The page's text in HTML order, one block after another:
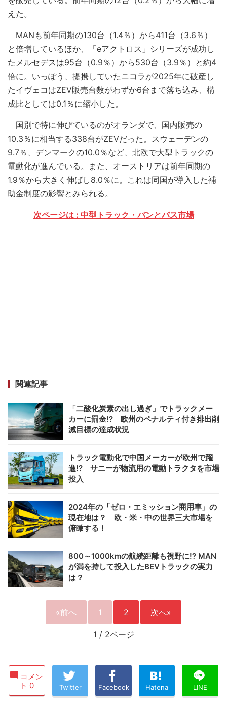
えた。
MANも前年同期の130台（1.4％）から411台（3.6％）
と倍増しているほか、「eアクトロス」シリーズが成功し
たメルセデスは95台（0.9％）から530台（3.9％）と約4
倍に。いっぽう、提携していたニコラが2025年に破産し
たイヴェコはZEV販売台数がわずか6台まで落ち込み、構
成比としては0.1％に縮小した。
国別で特に伸びているのがオランダで、国内販売の
10.3％に相当する338台がZEVだった。スウェーデンの
9.7％、デンマークの10.0％など、北欧で大型トラックの
電動化が進んでいる。また、オーストリアは前年同期の
1.9％から大きく伸ばし8.0％に。これは同国が導入した補
助金制度の影響とみられる。
次ページは : 中型トラック・バンとバス市場
関連記事
「二酸化炭素の出し過ぎ」でトラックメー
カーに罰金!? 欧州のペナルティ付き排出削
減目標の達成状況
トラック電動化で中国メーカーが欧州で躍
進!? サニーが物流用の電動トラクタを市場
投入
2024年の「ゼロ・エミッション商用車」の
現在地は？ 欧・米・中の世界三大市場を
俯瞰する！
800～1000kmの航続距離も視野に!? MAN
が満を持して投入したBEVトラックの実力
は？
«前へ 1 2 次へ»
1 / 2ページ
コメン
ト 0
Twitter Facebook Hatena LINE